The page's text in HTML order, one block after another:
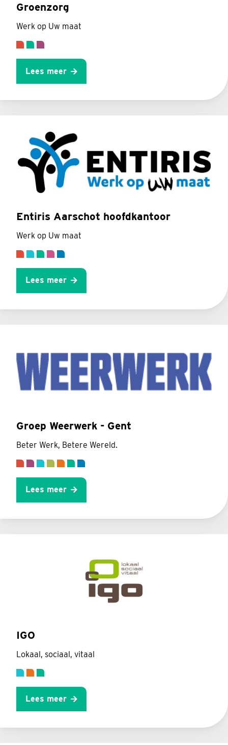
Groenzorg
Werk op Uw maat
Lees meer
Entiris Aarschot hoofdkantoor
Werk op Uw maat
Lees meer
Groep Weerwerk - Gent
Beter Werk, Betere Wereld.
Lees meer
IGO
Lokaal, sociaal, vitaal
Lees meer